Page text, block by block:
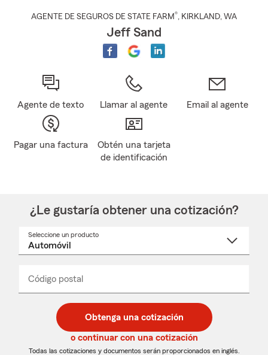
AGENTE DE SEGUROS DE STATE FARM®, KIRKLAND, WA
Jeff Sand
Agente de texto Llamar al agente Email al agente
Pagar una factura
Obtén una tarjeta
de identificación
¿Le gustaría obtener una cotización?
Seleccione un producto
desplegable
Código postal
de
5
dígitos
de
5
dígitos
_____
Obtenga una cotización
o continuar con una cotización
Todas las cotizaciones y documentos serán proporcionados en inglés.